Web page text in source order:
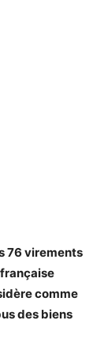
76 virements
comme
des biens